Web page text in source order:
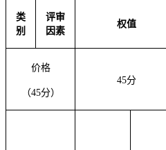
类
别
评审
因素
权值
价格
（45分）
45分